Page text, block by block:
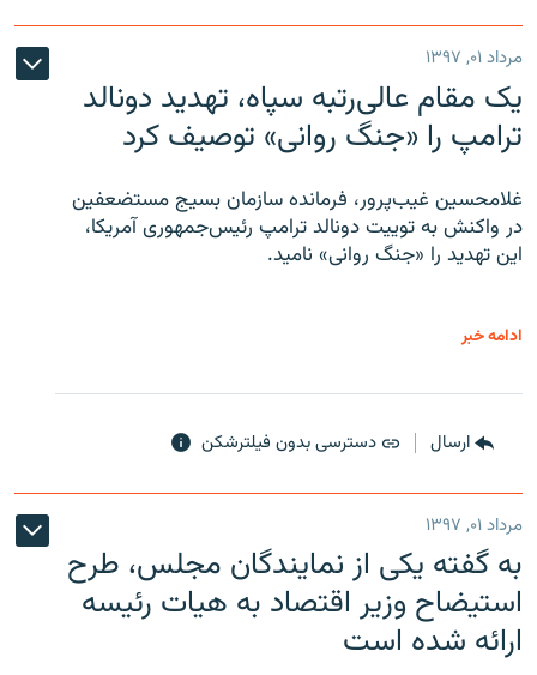
مرداد ۰۱, ۱۳۹۷
یک مقام عالی‌رتبه سپاه، تهدید دونالد
ترامپ را «جنگ روانی» توصیف کرد
غلامحسین غیب‌پرور، فرمانده سازمان بسیج مستضعفین
در واکنش به توییت دونالد ترامپ رئیس‌جمهوری آمریکا،
این تهدید را «جنگ روانی» نامید.
ادامه خبر
ارسال دسترسی بدون فیلترشکن
مرداد ۰۱, ۱۳۹۷
به گفته یکی از نمایندگان مجلس، طرح
استیضاح وزیر اقتصاد به هیات رئیسه
ارائه شده است